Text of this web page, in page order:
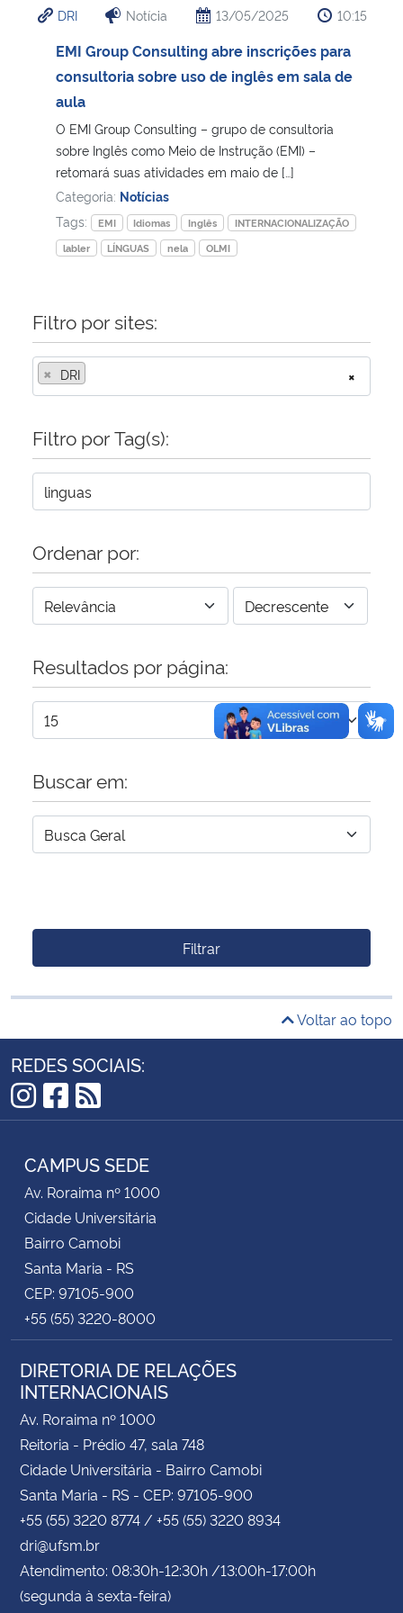
Ministério da Cidadania
Ministério de Minas e Energia
Ministério da Ciência, Tecnologia, Inovações e Comunicações
Ministério do Meio Ambiente
Ministério do Turismo
Ministério da Mulher, da Família e dos Direitos Humanos
Secretaria-Geral
Secretaria de Governo
Advocacia-Geral da União
DRI Notícia 13/05/2025 10:15
EMI Group Consulting abre inscrições para
consultoria sobre uso de inglês em sala de
aula
O EMI Group Consulting – grupo de consultoria
sobre Inglês como Meio de Instrução (EMI) –
retomará suas atividades em maio de […]
Categoria: Notícias
Tags:
EMI Idiomas Inglês
INTERNACIONALIZAÇÃO
labler
LÍNGUAS nela OLMI
Filtro por sites:
×
× DRI
Filtro por Tag(s):
Ordenar por:
Resultados por página:
Buscar em:
Filtrar
Voltar ao topo
REDES SOCIAIS:
Instagram
Facebook
RSS
CAMPUS SEDE
Av. Roraima nº 1000
Cidade Universitária
Bairro Camobi
Santa Maria - RS
CEP: 97105-900
+55 (55) 3220-8000
DIRETORIA DE RELAÇÕES
INTERNACIONAIS
Av. Roraima nº 1000
Reitoria - Prédio 47, sala 748
Cidade Universitária - Bairro Camobi
Santa Maria - RS - CEP: 97105-900
+55 (55) 3220 8774 / +55 (55) 3220 8934
dri@ufsm.br
Atendimento: 08:30h-12:30h /13:00h-17:00h
(segunda à sexta-feira)